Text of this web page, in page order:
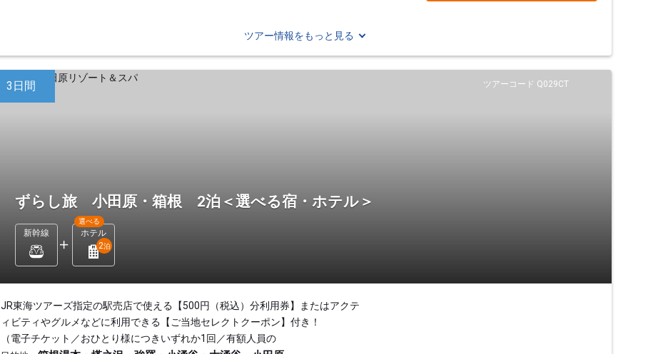
ツアー情報をもっと見る
ツアーコード Q029CT
3日間
ずらし旅 小田原・箱根 2泊＜選べる宿・ホテル＞
新幹線 ホテル
選べる
2泊
JR東海ツアーズ指定の駅売店で使える【500円（税込）分利用券】またはアクテ
ィビティやグルメなどに利用できる【ご当地セレクトクーポン】付き！
（電子チケット／おひとり様につきいずれか1回／有額人員の